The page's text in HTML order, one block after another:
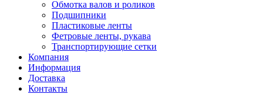
Обмотка валов и роликов
Подшипники
Пластиковые ленты
Фетровые ленты, рукава
Транспортирующие сетки
Компания
Информация
Доставка
Контакты